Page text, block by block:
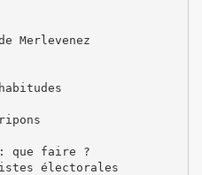
Merlevenez
: que faire ?
électorales